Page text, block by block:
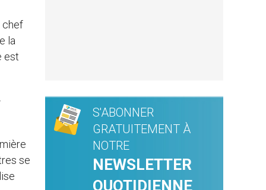
chef
la
est
se
S'ABONNER
GRATUITEMENT À
NOTRE
NEWSLETTER
QUOTIDIENNE